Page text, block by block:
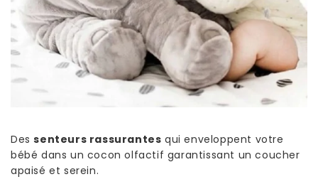
Dessenteurs rassurantes qui enveloppent votre
bébé dans un cocon olfactif garantissant un coucher
apaisé et serein.